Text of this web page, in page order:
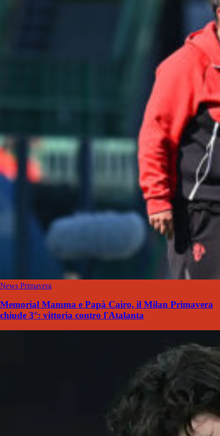
News Primavera
Memorial Mamma e Papà Cairo, il Milan Primavera
chiude 3°: vittoria contro l'Atalanta